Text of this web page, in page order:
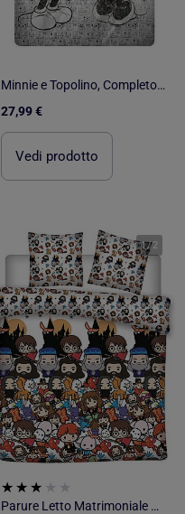
Minnie e Topolino, Completo Letto Matrimoniale Bambini Disney, LOVE
27,99 €
Vedi prodotto
1/2
Parure Letto Matrimoniale Harry Potter Stampata Reversibile, 2 posti, CHIBI